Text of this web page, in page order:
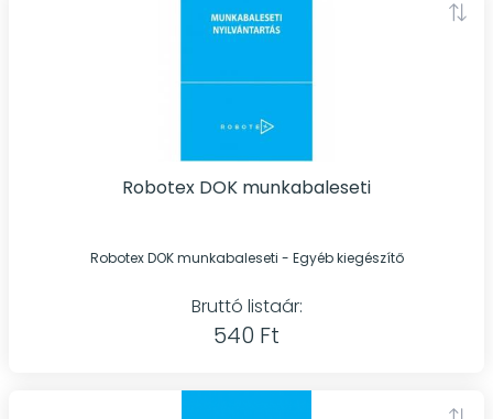
Robotex DOK munkabaleseti
Robotex DOK munkabaleseti - Egyéb kiegészítő
Bruttó listaár:
540 Ft